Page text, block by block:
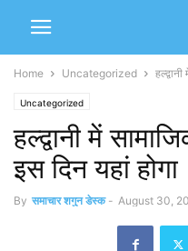
Home Uncategorized
Uncategorized
हल्द्वानी में
इस दिन यहां होगा
By समाचार शगुन डेस्क - August 30,